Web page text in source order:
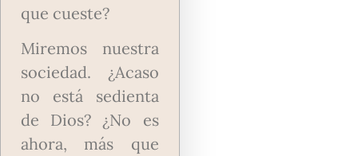
que cueste?
Miremos nuestra
sociedad. ¿Acaso
no está sedienta
de Dios? ¿No es
ahora, más que